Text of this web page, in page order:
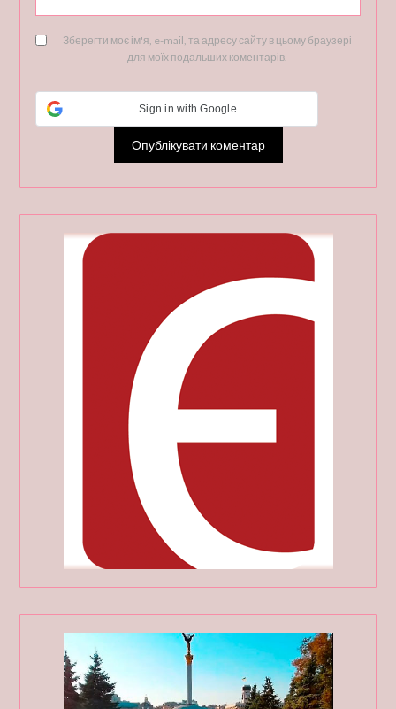
Зберегти моє ім'я, e-mail, та адресу сайту в цьому браузері
для моїх подальших коментарів.
Sign in with Google